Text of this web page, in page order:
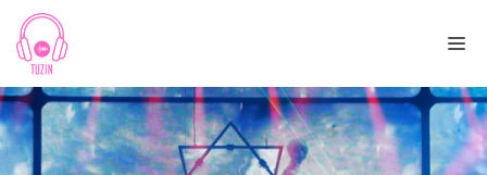
Skip
content